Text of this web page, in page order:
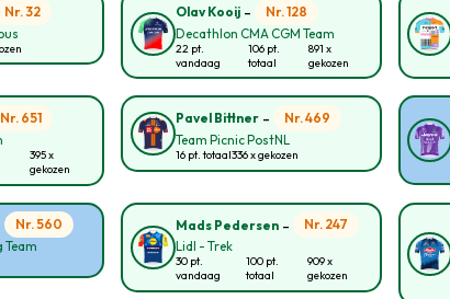
Nr. 32
Olav Kooij-
Nr. 128
Decathlon CMA CGM Team
22 pt.
vandaag
106 pt.
totaal
891 x
gekozen
Nr. 651
395 x
gekozen
Pavel Bittner-
Nr. 469
Team Picnic PostNL
16 pt. totaal336 x gekozen
Nr. 560
Team
Mads Pedersen-
Nr. 247
Lidl - Trek
30 pt.
vandaag
100 pt.
totaal
909 x
gekozen